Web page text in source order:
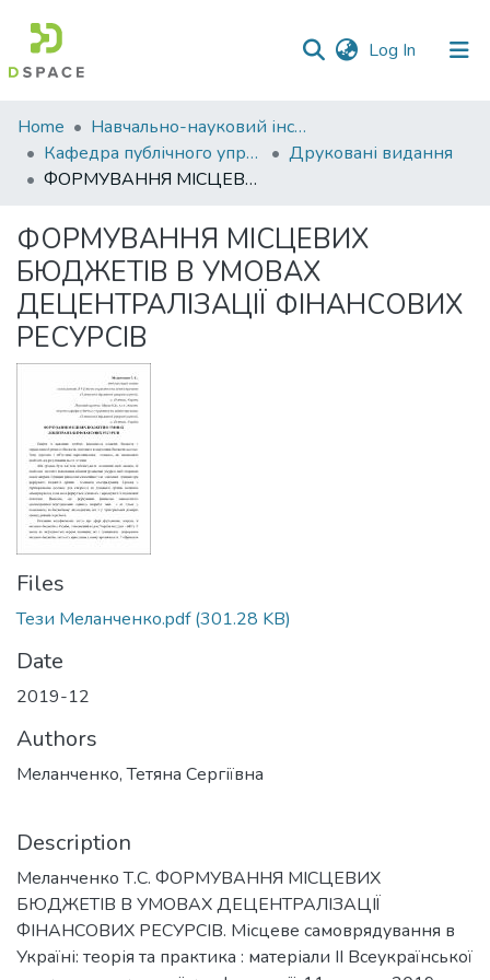
Log In (current)
Communities
&
Collections
Statistics
Home
Навчально-науковий інститут економіки, управління, права та інформаційних технологій
Кафедра публічного управління та адміністрування
Друковані видання
ФОРМУВАННЯ МІСЦЕВИХ БЮДЖЕТІВ В УМОВАХ ДЕЦЕНТРАЛІЗАЦІЇ ФІНАНСОВИХ РЕСУРСІВ
ФОРМУВАННЯ МІСЦЕВИХ
БЮДЖЕТІВ В УМОВАХ
ДЕЦЕНТРАЛІЗАЦІЇ ФІНАНСОВИХ
РЕСУРСІВ
Files
Тези Меланченко.pdf(301.28 KB)
Date
2019-12
Authors
Меланченко, Тетяна Сергіївна
Description
Меланченко Т.С. ФОРМУВАННЯ МІСЦЕВИХ
БЮДЖЕТІВ В УМОВАХ ДЕЦЕНТРАЛІЗАЦІЇ
ФІНАНСОВИХ РЕСУРСІВ. Місцеве самоврядування в
Україні: теорія та практика : матеріали ІІ Всеукраїнської